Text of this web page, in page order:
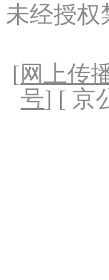
未经授权
[网上传
号] [ 京